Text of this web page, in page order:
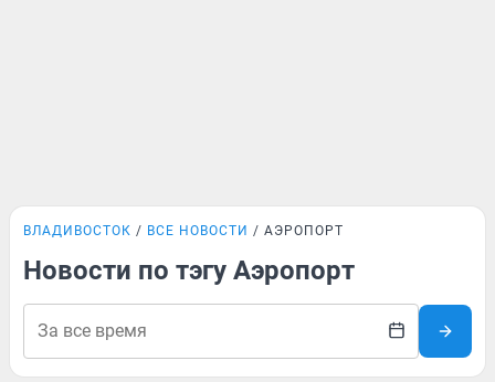
ВЛАДИВОСТОК ВСЕ НОВОСТИ АЭРОПОРТ
Новости по тэгу Аэропорт